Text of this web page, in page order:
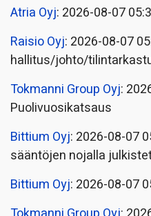
Atria Oyj: 2026-08-07
Raisio Oyj: 2026-08-07
hallitus/johto/
Tokmanni Group Oyj:
Puolivuosikatsaus
Bittium Oyj: 2026-08-07
sääntöjen nojalla
Bittium Oyj: 2026-08-07